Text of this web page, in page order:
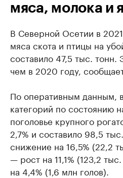
мяса, молока и
В Северной Осетии в
мяса скота и птицы на
составило 47,5 тыс. тонн.
чем в 2020 году,
По оперативным данным,
категорий по состоянию
поголовье крупного
2,7% и составило 98,5
снижение на 16,5% (22,2
— рост на 11,1% (123,2
на 4,4% (1,6 млн голов).